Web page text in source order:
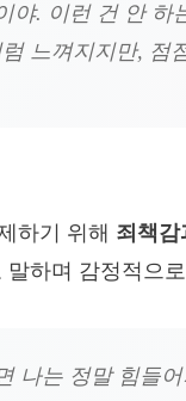
야. 이런 건 안 하
느껴지지만, 점
하기 위해 죄책감
하며 감정적으
나는 정말 힘들